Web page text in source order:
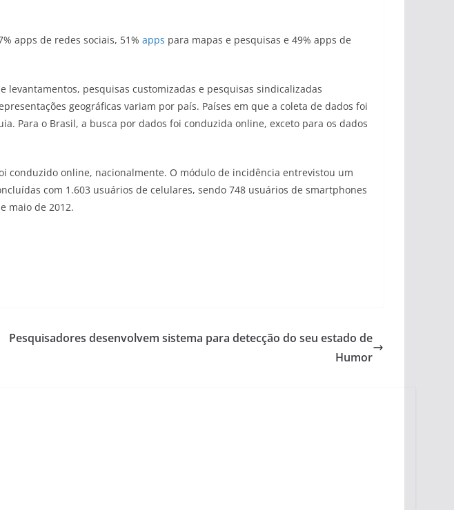
apps de redes sociais, 51% apps para mapas e pesquisas e 49% apps de
levantamentos, pesquisas customizadas e pesquisas sindicalizadas
geográficas variam por país. Países em que a coleta de dados foi
Para o Brasil, a busca por dados foi conduzida online, exceto para os dados
online, nacionalmente. O módulo de incidência entrevistou um
com 1.603 usuários de celulares, sendo 748 usuários de smartphones
maio de 2012.
Pesquisadores desenvolvem sistema para detecção do seu estado de
Humor